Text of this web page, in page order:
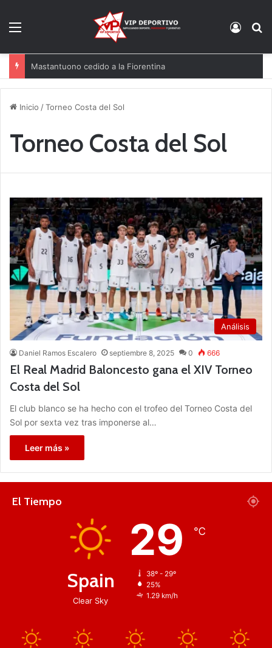
Mastantuono cedido a la Fiorentina
Inicio /Torneo Costa del Sol
Torneo Costa del Sol
Análisis
Daniel Ramos Escalero septiembre 8, 2025 0 666
El Real Madrid Baloncesto gana el XIV Torneo
Costa del Sol
El club blanco se ha hecho con el trofeo del Torneo Costa del
Sol por sexta vez tras imponerse al…
Leer más »
El Tiempo
Spain
Clear Sky
29 ℃
38º - 29º
25%
1.29 km/h